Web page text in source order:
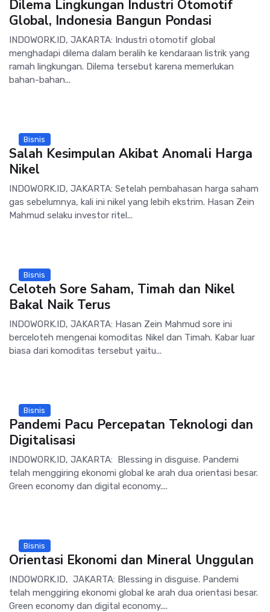
Dilema Lingkungan Industri Otomotif
Global, Indonesia Bangun Pondasi
INDOWORK.ID, JAKARTA: Industri otomotif global
menghadapi dilema dalam beralih ke kendaraan listrik yang
ramah lingkungan. Dilema tersebut karena memerlukan
bahan-bahan...
Bisnis
Salah Kesimpulan Akibat Anomali Harga
Nikel
INDOWORK.ID, JAKARTA: Setelah pembahasan harga saham
gas sebelumnya, kali ini nikel yang lebih ekstrim. Hasan Zein
Mahmud selaku investor ritel...
Bisnis
Celoteh Sore Saham, Timah dan Nikel
Bakal Naik Terus
INDOWORK.ID, JAKARTA: Hasan Zein Mahmud sore ini
berceloteh mengenai komoditas Nikel dan Timah. Kabar luar
biasa dari komoditas tersebut yaitu...
Bisnis
Pandemi Pacu Percepatan Teknologi dan
Digitalisasi
INDOWORK.ID, JAKARTA: Blessing in disguise. Pandemi
telah menggiring ekonomi global ke arah dua orientasi besar.
Green economy dan digital economy....
Bisnis
Orientasi Ekonomi dan Mineral Unggulan
INDOWORK.ID, JAKARTA: Blessing in disguise. Pandemi
telah menggiring ekonomi global ke arah dua orientasi besar.
Green economy dan digital economy....